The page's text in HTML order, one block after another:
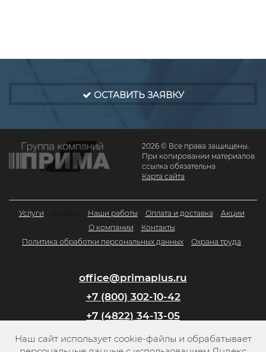
ОСТАВИТЬ ЗАЯВКУ
2026 © Все права защищены.
При копировании материалов
ссылка обязательна
Карта сайта
Услуги Наши работы Оплата и доставка
Акции
О компании
Контакты
Политика обработки персональных данных
Охрана труда
office@primaplus.ru
+7 (800) 302-10-42
+7 (4822) 34-13-05
Заказать обратный звонок
Наш сайт использует cookie-файлы и обрабатывает